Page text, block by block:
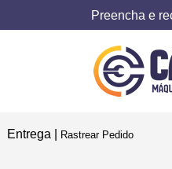
Preencha e
Entrega | Rastrear Pedido